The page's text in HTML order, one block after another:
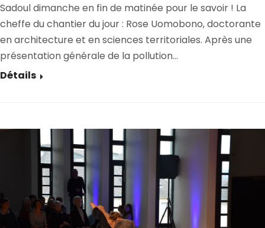
Sadoul dimanche en fin de matinée pour le savoir ! La
cheffe du chantier du jour : Rose Uomobono, doctorante
en architecture et en sciences territoriales. Après une
présentation générale de la pollution…
Détails